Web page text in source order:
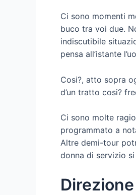
Ci sono momenti
buco tra voi due.
indiscutibile
pensa all’istante
Cosi?, atto sopra
d’un tratto cosi?
Ci sono molte
programmato a
Altre demi-tour
donna di servizio